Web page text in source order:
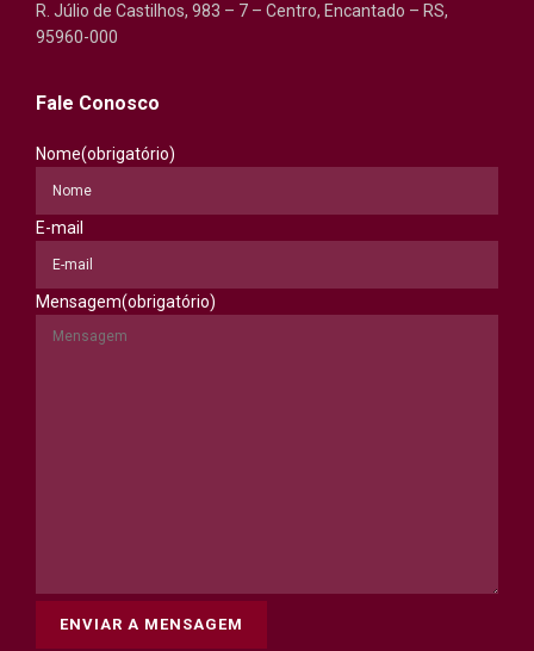
R. Júlio de Castilhos, 983 – 7 – Centro, Encantado – RS,
95960-000
Fale Conosco
Nome(obrigatório)
E-mail
Mensagem(obrigatório)